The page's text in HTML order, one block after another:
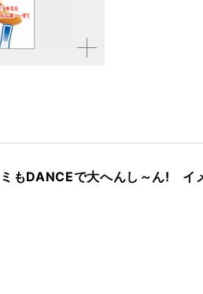
拡大す
もDANCEで大へんし～ん! イ